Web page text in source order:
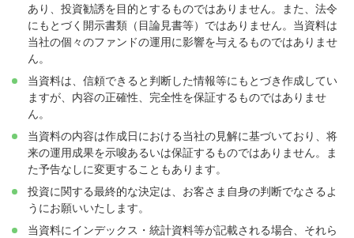
あり、投資勧誘を目的とするものではありません。また、法令
にもとづく開示書類（目論見書等）ではありません。当資料は
当社の個々のファンドの運用に影響を与えるものではありませ
ん。
当資料は、信頼できると判断した情報等にもとづき作成してい
ますが、内容の正確性、完全性を保証するものではありませ
ん。
当資料の内容は作成日における当社の見解に基づいており、将
来の運用成果を示唆あるいは保証するものではありません。ま
た予告なしに変更することもあります。
投資に関する最終的な決定は、お客さま自身の判断でなさるよ
うにお願いいたします。
当資料にインデックス・統計資料等が記載される場合、それら